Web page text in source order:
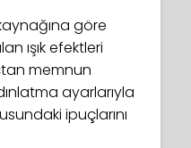
göre
ışık efektleri
memnun
ayarlarıyla
ipuçlarını